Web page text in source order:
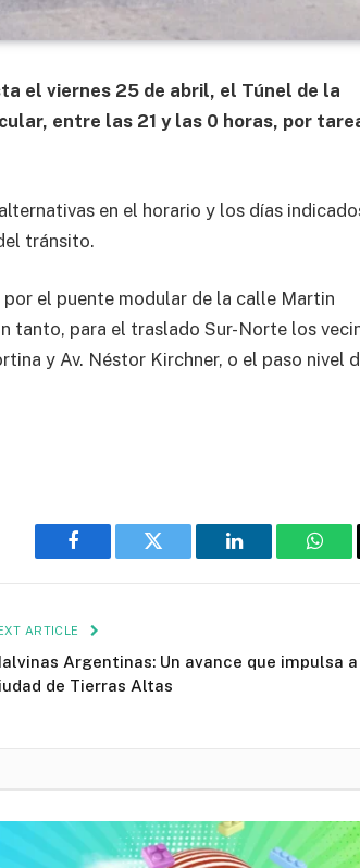
el viernes 25 de abril, el Túnel de la
entre las 21 y las 0 horas, por
en el horario y los días
tránsito.
el puente modular de la calle Martin
tanto, para el traslado Sur-Norte los
y Av. Néstor Kirchner, o el paso nivel
Facebook Twitter LinkedIn
ARTICLE
Argentinas: Un avance que impulsa
de Tierras Altas